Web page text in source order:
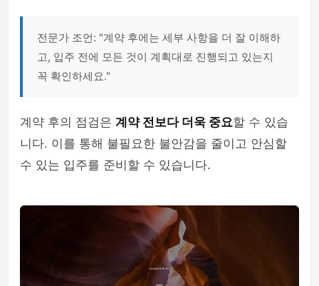
전문가 조언: "계약 후에는 세부 사항을 더 잘 이해하
고, 입주 전에 모든 것이 계획대로 진행되고 있는지
꼭 확인하세요."
계약 후의 점검은 계약 전보다 더욱 중요할 수 있습
니다. 이를 통해 불필요한 불안감을 줄이고 안심할
수 있는 입주를 준비할 수 있습니다.